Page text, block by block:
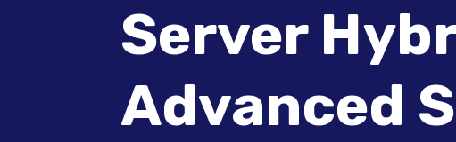
Server
Advanced